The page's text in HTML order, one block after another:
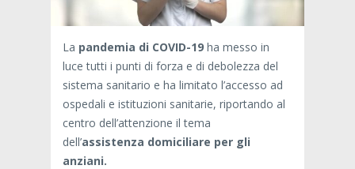
La pandemia di COVID-19 ha messo in
luce tutti i punti di forza e di debolezza del
sistema sanitario e ha limitato l’accesso ad
ospedali e istituzioni sanitarie, riportando al
centro dell’attenzione il tema
dell’assistenza domiciliare per gli
anziani.